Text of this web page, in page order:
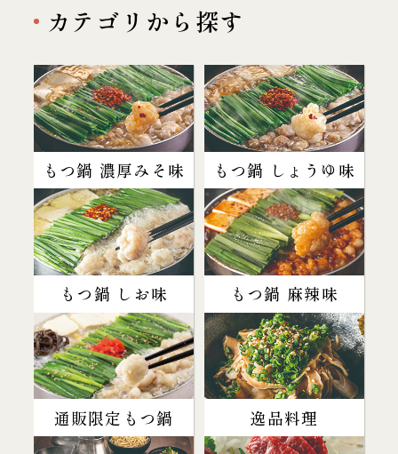
カテゴリから探す
もつ鍋 濃厚みそ味 もつ鍋 しょうゆ味
もつ鍋 しお味 もつ鍋 麻辣味
通販限定もつ鍋 逸品料理